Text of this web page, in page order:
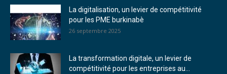
La digitalisation, un levier de compétitivité
pour les PME burkinabè
26 septembre 2025
La transformation digitale, un levier de
compétitivité pour les entreprises au...